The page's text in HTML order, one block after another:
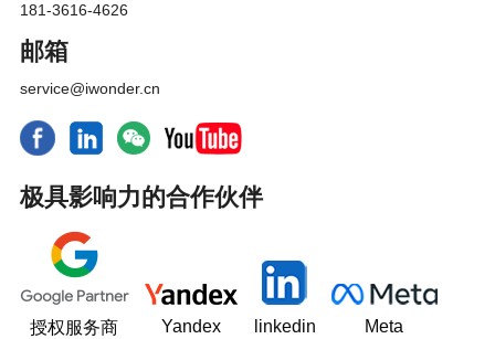
181-3616-4626
邮箱
service@iwonder.cn
极具影响力的合作伙伴
授权服务商 Yandex linkedin Meta